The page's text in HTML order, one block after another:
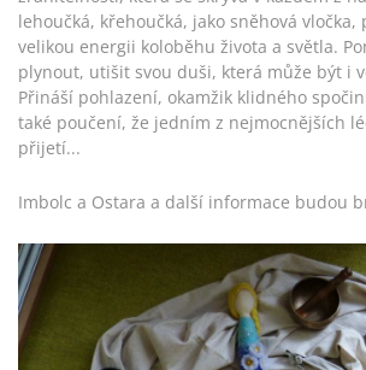
lehoučká, křehoučká, jako sněhová vločka,
velikou energii koloběhu života a světla.
plynout, utišit svou duši, která může být i
Přináší pohlazení, okamžik klidného
také poučení, že jedním z nejmocnějších
přijetí...
Imbolc a Ostara a další informace budou